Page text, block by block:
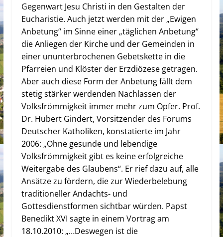
Gegenwart Jesu Christi in den Gestalten der
Eucharistie. Auch jetzt werden mit der „Ewigen
Anbetung“ im Sinne einer „täglichen Anbetung“
die Anliegen der Kirche und der Gemeinden in
einer ununterbrochenen Gebetskette in die
Pfarreien und Klöster der Erzdiözese getragen.
Aber auch diese Form der Anbetung fällt dem
stetig stärker werdenden Nachlassen der
Volksfrömmigkeit immer mehr zum Opfer. Prof.
Dr. Hubert Gindert, Vorsitzender des Forums
Deutscher Katholiken, konstatierte im Jahr
2006: „Ohne gesunde und lebendige
Volksfrömmigkeit gibt es keine erfolgreiche
Weitergabe des Glaubens“. Er rief dazu auf, alle
Ansätze zu fördern, die zur Wiederbelebung
traditioneller Andachts- und
Gottesdienstformen sichtbar würden. Papst
Benedikt XVI sagte in einem Vortrag am
18.10.2010: „…Deswegen ist die